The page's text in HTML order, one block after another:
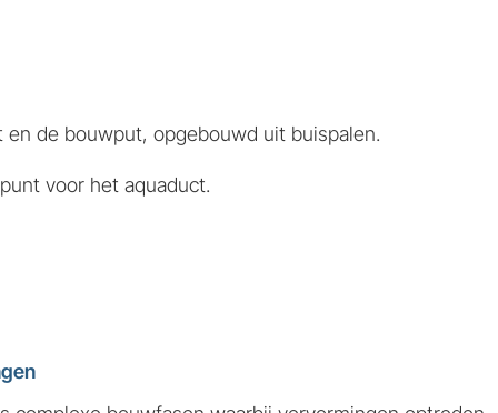
de bouwput, opgebouwd uit buispalen.
voor het aquaduct.